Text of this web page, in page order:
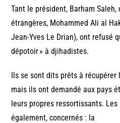
Tant le président, Barham
étrangères, Mohammed Ali al
Jean-Yves Le Drian), ont refusé
dépotoir » à djihadistes.
Ils se sont dits prêts à récupérer
mais ils ont demandé aux pays
leurs propres ressortissants.
également, concernés : la